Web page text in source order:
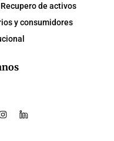
Recupero de activos
y consumidores